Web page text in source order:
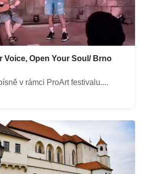
Voice, Open Your Soul/ Brno
v rámci ProArt festivalu....